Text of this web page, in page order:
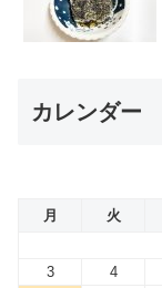
カレンダー
月 火
3
4